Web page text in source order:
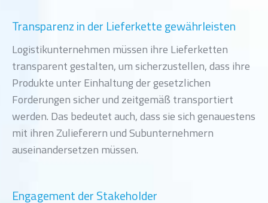
Transparenz in der Lieferkette gewährleisten
Logistikunternehmen müssen ihre Lieferketten
transparent gestalten, um sicherzustellen, dass ihre
Produkte unter Einhaltung der gesetzlichen
Forderungen sicher und zeitgemäß transportiert
werden. Das bedeutet auch, dass sie sich genauestens
mit ihren Zulieferern und Subunternehmern
auseinandersetzen müssen.
Engagement der Stakeholder